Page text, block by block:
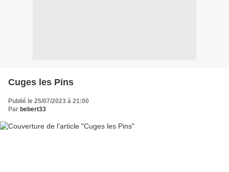
Cuges les Pins
Publié le 25/07/2023 à 21:00
Par bebert33